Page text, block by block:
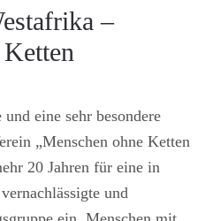
–
eine sehr besondere
„Menschen ohne Ketten
20 Jahren für eine in
und